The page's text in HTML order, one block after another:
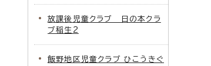
放課後児童クラブ 日の本クラ
ブ稲生2
飯野地区児童クラブ ひこうきぐ